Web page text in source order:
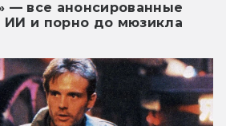
— все анонсированные
ИИ и порно до мюзикла